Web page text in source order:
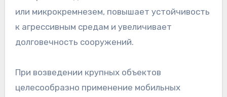
или микрокремнезем, повышает устойчивость
к агрессивным средам и увеличивает
долговечность сооружений.
При возведении крупных объектов
целесообразно применение мобильных